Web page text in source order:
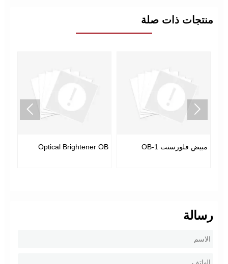
منتجات ذات صلة
Optical Brightener OB مبيض فلورسنت OB-1
 
رسالة